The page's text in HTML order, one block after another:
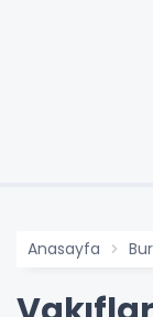
Anasayfa